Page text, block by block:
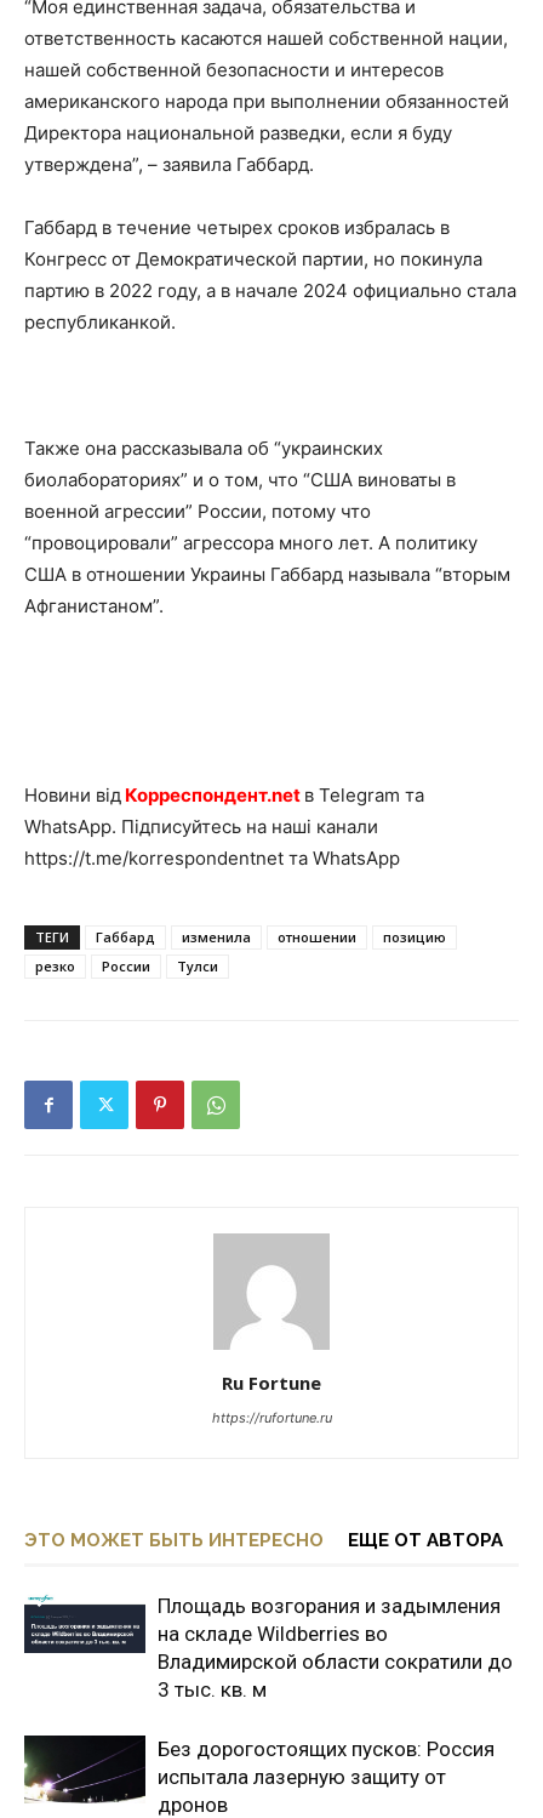
“Моя единственная задача, обязательства и
ответственность касаются нашей собственной нации,
нашей собственной безопасности и интересов
американского народа при выполнении обязанностей
Директора национальной разведки, если я буду
утверждена”, – заявила Габбард.
Габбард в течение четырех сроков избралась в
Конгресс от Демократической партии, но покинула
партию в 2022 году, а в начале 2024 официально стала
республиканкой.
Также она рассказывала об “украинских
биолабораториях” и о том, что “США виноваты в
военной агрессии” России, потому что
“провоцировали” агрессора много лет. А политику
США в отношении Украины Габбард называла “вторым
Афганистаном”.
Новини від Корреспондент.net в Telegram та
WhatsApp. Підписуйтесь на наші канали
https://t.me/korrespondentnet та WhatsApp
ТЕГИ Габбард изменила отношении
позицию
резко
России Тулси
Ru Fortune
https://rufortune.ru
ЭТО МОЖЕТ БЫТЬ ИНТЕРЕСНО ЕЩЕ ОТ АВТОРА
Площадь возгорания и задымления
на складе Wildberries во
Владимирской области сократили до
3 тыс. кв. м
Без дорогостоящих пусков: Россия
испытала лазерную защиту от
дронов